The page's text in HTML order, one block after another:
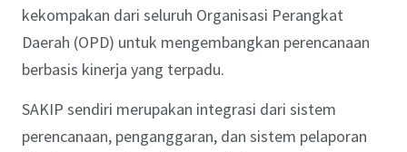
kekompakan dari seluruh Organisasi Perangkat
Daerah (OPD) untuk mengembangkan perencanaan
berbasis kinerja yang terpadu.
SAKIP sendiri merupakan integrasi dari sistem
perencanaan, penganggaran, dan sistem pelaporan